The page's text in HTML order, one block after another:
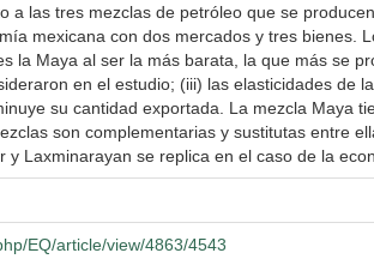
a las tres mezclas de petróleo que se
mexicana con dos mercados y tres bienes.
la Maya al ser la más barata, la que más se
en el estudio; (iii) las elasticidades de
su cantidad exportada. La mezcla Maya
son complementarias y sustitutas entre
Laxminarayan se replica en el caso de la
EQ/article/view/4863/4543